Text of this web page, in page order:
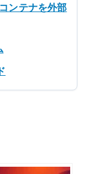
ンテナを外部